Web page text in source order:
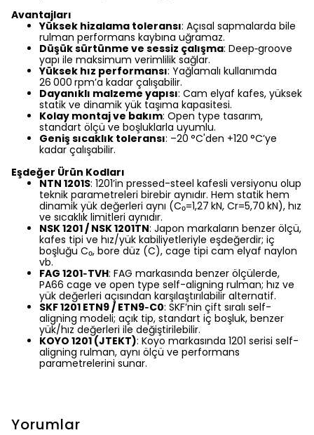
Avantajları
Yüksek hizalama toleransı: Açısal sapmalarda bile
rulman performans kaybına uğramaz.
Düşük sürtünme ve sessiz çalışma: Deep‑groove
yapı ile maksimum verimlilik sağlar.
Yüksek hız performansı: Yağlamalı kullanımda
26 000 rpm’a kadar çalışabilir.
Dayanıklı malzeme yapısı: Cam elyaf kafes, yüksek
statik ve dinamik yük taşıma kapasitesi.
Kolay montaj ve bakım: Open type tasarım,
standart ölçü ve boşluklarla uyumlu.
Geniş sıcaklık toleransı: –20 °C'den +120 °C’ye
kadar çalışabilir.
Eşdeğer Ürün Kodları
NTN 1201S: 1201’in pressed-steel kafesli versiyonu olup
teknik parametreleri birebir aynıdır. Hem statik hem
dinamik yük değerleri aynı (C₀=1,27 kN, Cr=5,70 kN), hız
ve sıcaklık limitleri aynıdır.
NSK 1201 / NSK 1201TN: Japon markaların benzer ölçü,
kafes tipi ve hız/yük kabiliyetleriyle eşdeğerdir; iç
boşluğu C₀, bore düz (C), cage tipi cam elyaf naylon
vb.
FAG 1201‑TVH: FAG markasında benzer ölçülerde,
PA66 cage ve open type self-aligning rulman; hız ve
yük değerleri açısından karşılaştırılabilir alternatif.
SKF 1201 ETN9 / ETN9‑C0: SKF’nin çift sıralı self-
aligning modeli; açık tip, standart iç boşluk, benzer
yük/hız değerleri ile değiştirilebilir.
KOYO 1201 (JTEKT): Koyo markasında 1201 serisi self-
aligning rulman, aynı ölçü ve performans
parametrelerini sunar.
Yorumlar